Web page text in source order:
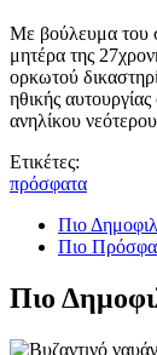
Με βούλευμα του
μητέρα της
ορκωτού
ηθικής
ανηλίκου
Ετικέτες:
πρόσφατα
Πιο
Πιο
Πιο